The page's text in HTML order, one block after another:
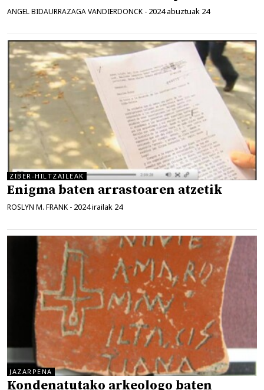
ANGEL BIDAURRAZAGA VANDIERDONCK - 2024 abuztuak 24
ZIBER-HILTZAILEAK
Enigma baten arrastoaren atzetik
ROSLYN M. FRANK - 2024 irailak 24
JAZARPENA
Kondenatutako arkeologo baten